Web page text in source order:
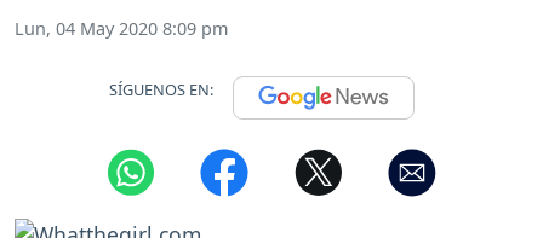
Lun, 04 May 2020 8:09 pm
SÍGUENOS EN: